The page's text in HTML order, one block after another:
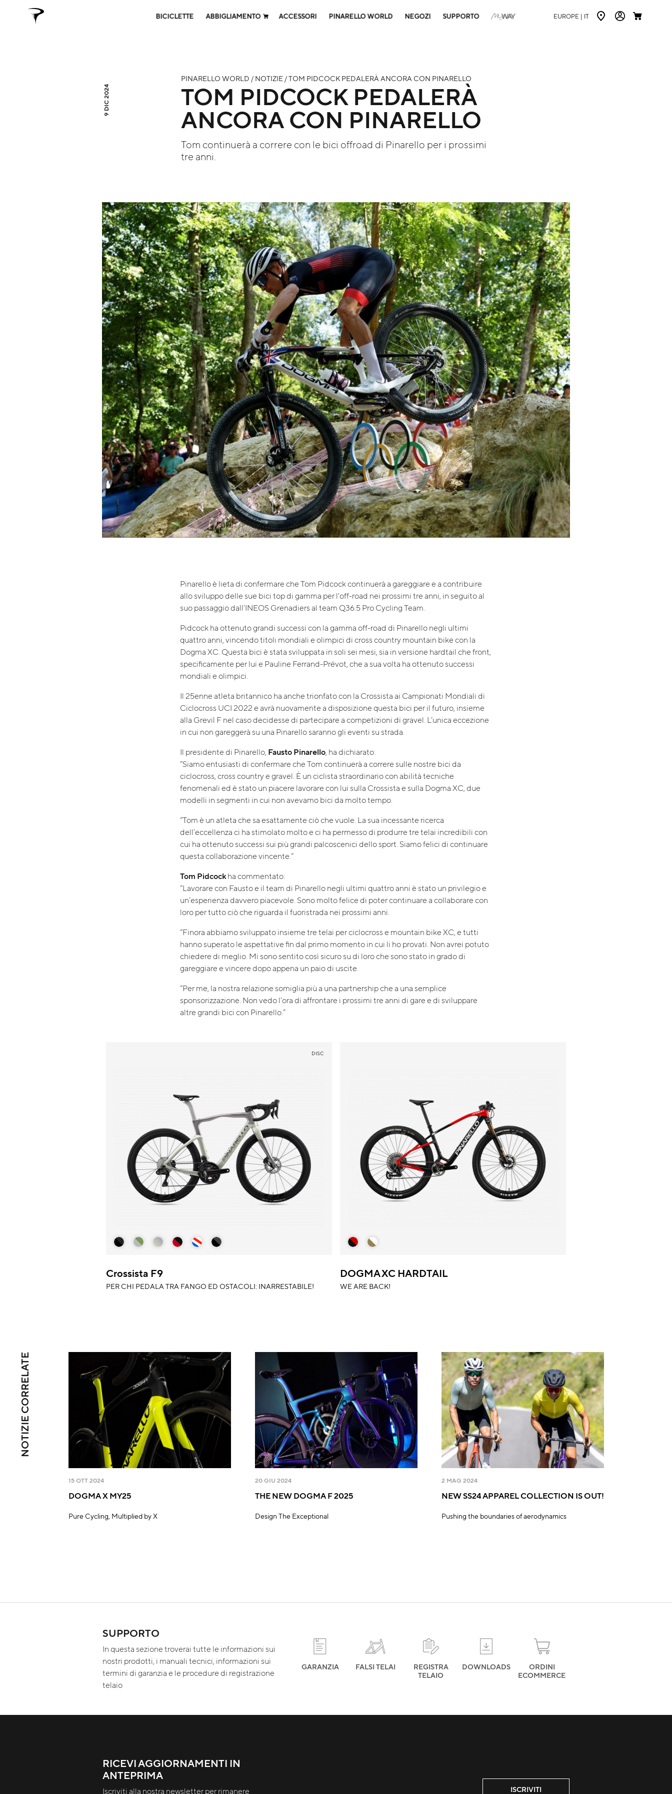
BICICLETTE ABBIGLIAMENTO ACCESSORI PINARELLO WORLD NEGOZI SUPPORTO EUROPE | IT
9 DIC 2024
PINARELLO WORLD / NOTIZIE / TOM PIDCOCK PEDALERÀ ANCORA CON PINARELLO
TOM PIDCOCK PEDALERÀ
ANCORA CON PINARELLO
Tom continuerà a correre con le bici offroad di Pinarello per i prossimi
tre anni.
Pinarello è lieta di confermare che Tom Pidcock continuerà a gareggiare e a contribuire
allo sviluppo delle sue bici top di gamma per l'off-road nei prossimi tre anni, in seguito al
suo passaggio dall’INEOS Grenadiers al team Q36.5 Pro Cycling Team.
Pidcock ha ottenuto grandi successi con la gamma off-road di Pinarello negli ultimi
quattro anni, vincendo titoli mondiali e olimpici di cross country mountain bike con la
Dogma XC. Questa bici è stata sviluppata in soli sei mesi, sia in versione hardtail che front,
specificamente per lui e Pauline Ferrand-Prévot, che a sua volta ha ottenuto successi
mondiali e olimpici.
Il 25enne atleta britannico ha anche trionfato con la Crossista ai Campionati Mondiali di
Ciclocross UCI 2022 e avrà nuovamente a disposizione questa bici per il futuro, insieme
alla Grevil F nel caso decidesse di partecipare a competizioni di gravel. L’unica eccezione
in cui non gareggerà su una Pinarello saranno gli eventi su strada.
Il presidente di Pinarello, Fausto Pinarello, ha dichiarato:
“Siamo entusiasti di confermare che Tom continuerà a correre sulle nostre bici da
ciclocross, cross country e gravel. È un ciclista straordinario con abilità tecniche
fenomenali ed è stato un piacere lavorare con lui sulla Crossista e sulla Dogma XC, due
modelli in segmenti in cui non avevamo bici da molto tempo.
“Tom è un atleta che sa esattamente ciò che vuole. La sua incessante ricerca
dell’eccellenza ci ha stimolato molto e ci ha permesso di produrre tre telai incredibili con
cui ha ottenuto successi sui più grandi palcoscenici dello sport. Siamo felici di continuare
questa collaborazione vincente.”
Tom Pidcockha commentato:
“Lavorare con Fausto e il team di Pinarello negli ultimi quattro anni è stato un privilegio e
un’esperienza davvero piacevole. Sono molto felice di poter continuare a collaborare con
loro per tutto ciò che riguarda il fuoristrada nei prossimi anni.
“Finora abbiamo sviluppato insieme tre telai per ciclocross e mountain bike XC, e tutti
hanno superato le aspettative fin dal primo momento in cui li ho provati. Non avrei potuto
chiedere di meglio. Mi sono sentito così sicuro su di loro che sono stato in grado di
gareggiare e vincere dopo appena un paio di uscite.
“Per me, la nostra relazione somiglia più a una partnership che a una semplice
sponsorizzazione. Non vedo l’ora di affrontare i prossimi tre anni di gare e di sviluppare
altre grandi bici con Pinarello.”
DISC
Crossista F9
PER CHI PEDALA TRA FANGO ED OSTACOLI: INARRESTABILE!
DOGMA XC HARDTAIL
WE ARE BACK!
NOTIZIE CORRELATE
15 OTT 2024
DOGMA X MY25
Pure Cycling, Multiplied by X
20 GIU 2024
THE NEW DOGMA F 2025
Design The Exceptional
2 MAG 2024
NEW SS24 APPAREL COLLECTION IS OUT!
Pushing the boundaries of aerodynamics
SUPPORTO
In questa sezione troverai tutte le informazioni sui
nostri prodotti, i manuali tecnici, informazioni sui
termini di garanzia e le procedure di registrazione
telaio
GARANZIA FALSI TELAI
REGISTRA
TELAIO
DOWNLOADS
ORDINI
ECOMMERCE
RICEVI AGGIORNAMENTI IN
ANTEPRIMA
Iscriviti alla nostra newsletter per rimanere ISCRIVITI